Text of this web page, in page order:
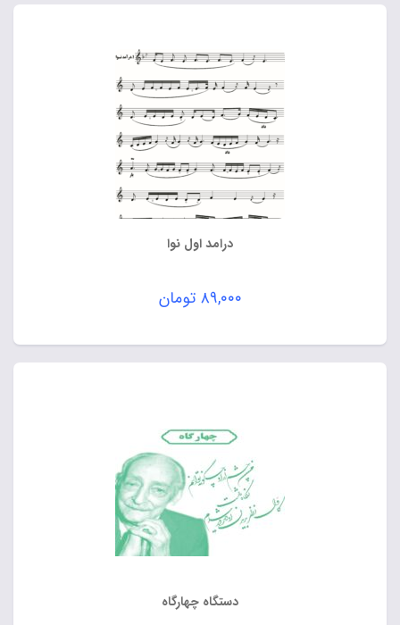
درامد اول نوا
۸۹,۰۰۰ تومان
دستگاه چهارگاه